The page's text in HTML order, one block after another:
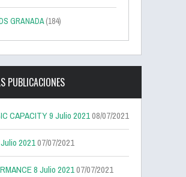
GRANADA(184)
PUBLICACIONES
CAPACITY 9 Julio 202108/07/2021
202107/07/2021
8 Julio 202107/07/2021